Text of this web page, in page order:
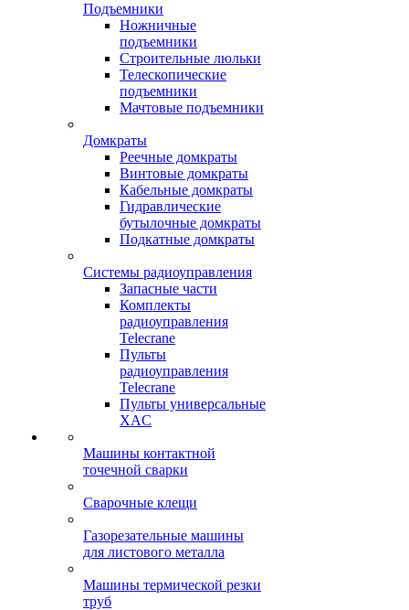
Подъемники
Ножничные
подъемники
Строительные люльки
Телескопические
подъемники
Мачтовые подъемники
Домкраты
Реечные домкраты
Винтовые домкраты
Кабельные домкраты
Гидравлические
бутылочные домкраты
Подкатные домкраты
Системы радиоуправления
Запасные части
Комплекты
радиоуправления
Telecrane
Пульты
радиоуправления
Telecrane
Пульты универсальные
XAC
Машины контактной
точечной сварки
Сварочные клещи
Газорезательные машины
для листового металла
Машины термической резки
труб